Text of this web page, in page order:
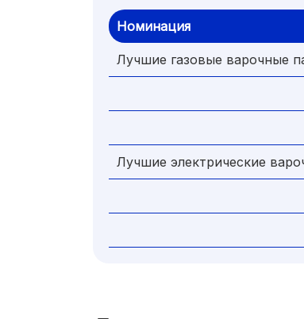
Номинация
Лучшие газовые варочные
Лучшие электрические